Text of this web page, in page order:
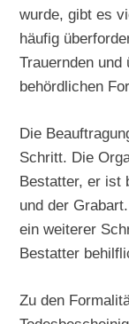
wurde, gibt es
häufig
Trauernden
behördlichen
Die
Schritt. Die
Bestatter, er ist
und der
ein weiterer
Bestatter
Zu den